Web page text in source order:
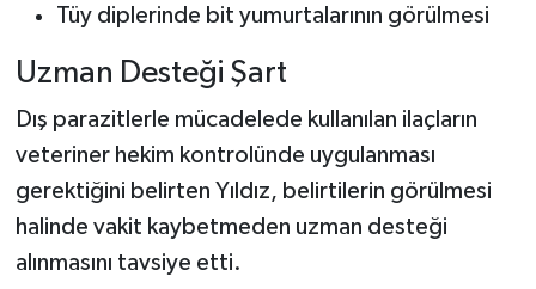
Tüy diplerinde bit yumurtalarının görülmesi
Uzman Desteği Şart
Dış parazitlerle mücadelede kullanılan ilaçların
veteriner hekim kontrolünde uygulanması
gerektiğini belirten Yıldız, belirtilerin görülmesi
halinde vakit kaybetmeden uzman desteği
alınmasını tavsiye etti.